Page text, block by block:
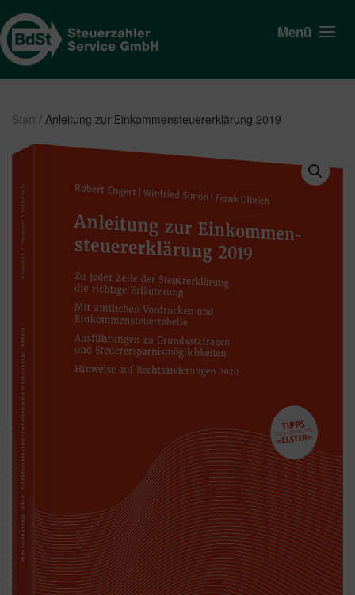
Menü
Start / Anleitung zur Einkommensteuererklärung 2019